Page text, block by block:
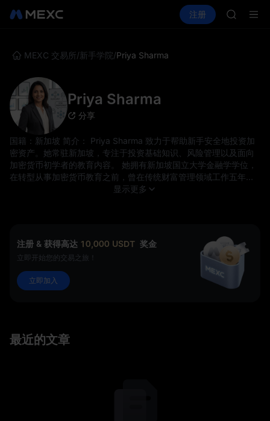
UNITREE 理财
注册
ACE
SPCX
UNITREE
宇树科技
MEXC 交易所/新手学院/Priya Sharma
Priya Sharma
分享
国籍：新加坡 简介： Priya Sharma 致力于帮助新手安全地投资加
密资产。她常驻新加坡，专注于投资基础知识、风险管理以及面向
加密货币初学者的教育内容。 她拥有新加坡国立大学金融学学位，
在转型从事加密货币教育之前，曾在传统财富管理领域工作五年。
她与散户投资者的合作经验使她对新手面临的挑战有着独到的见
显示更多
注册 & 获得高达 10,000 USDT 奖金
立即开始您的交易之旅！
立即加入
最近的文章